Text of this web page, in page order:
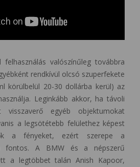
valószínűleg továbbra
rendkívül olcsó szuperfekete
körülbelül 20-30 dollárba kerül) az
Leginkább akkor, ha távoli
egyéb objektumokat
a legsötétebb felülethez képest
a fényeket, ezért szerepe a
fontos. A BMW és a népszerű
a legtöbbet talán Anish Kapoor,